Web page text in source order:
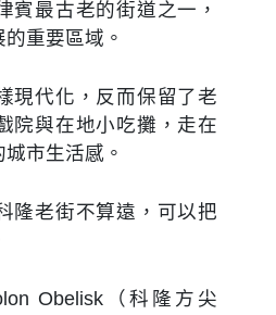
賓最古老的街道之一，
重要區域。
現代化，反而保留了老
院與在地小吃攤，走在
市生活感。
隆老街不算遠，可以把
Obelisk（科隆方尖